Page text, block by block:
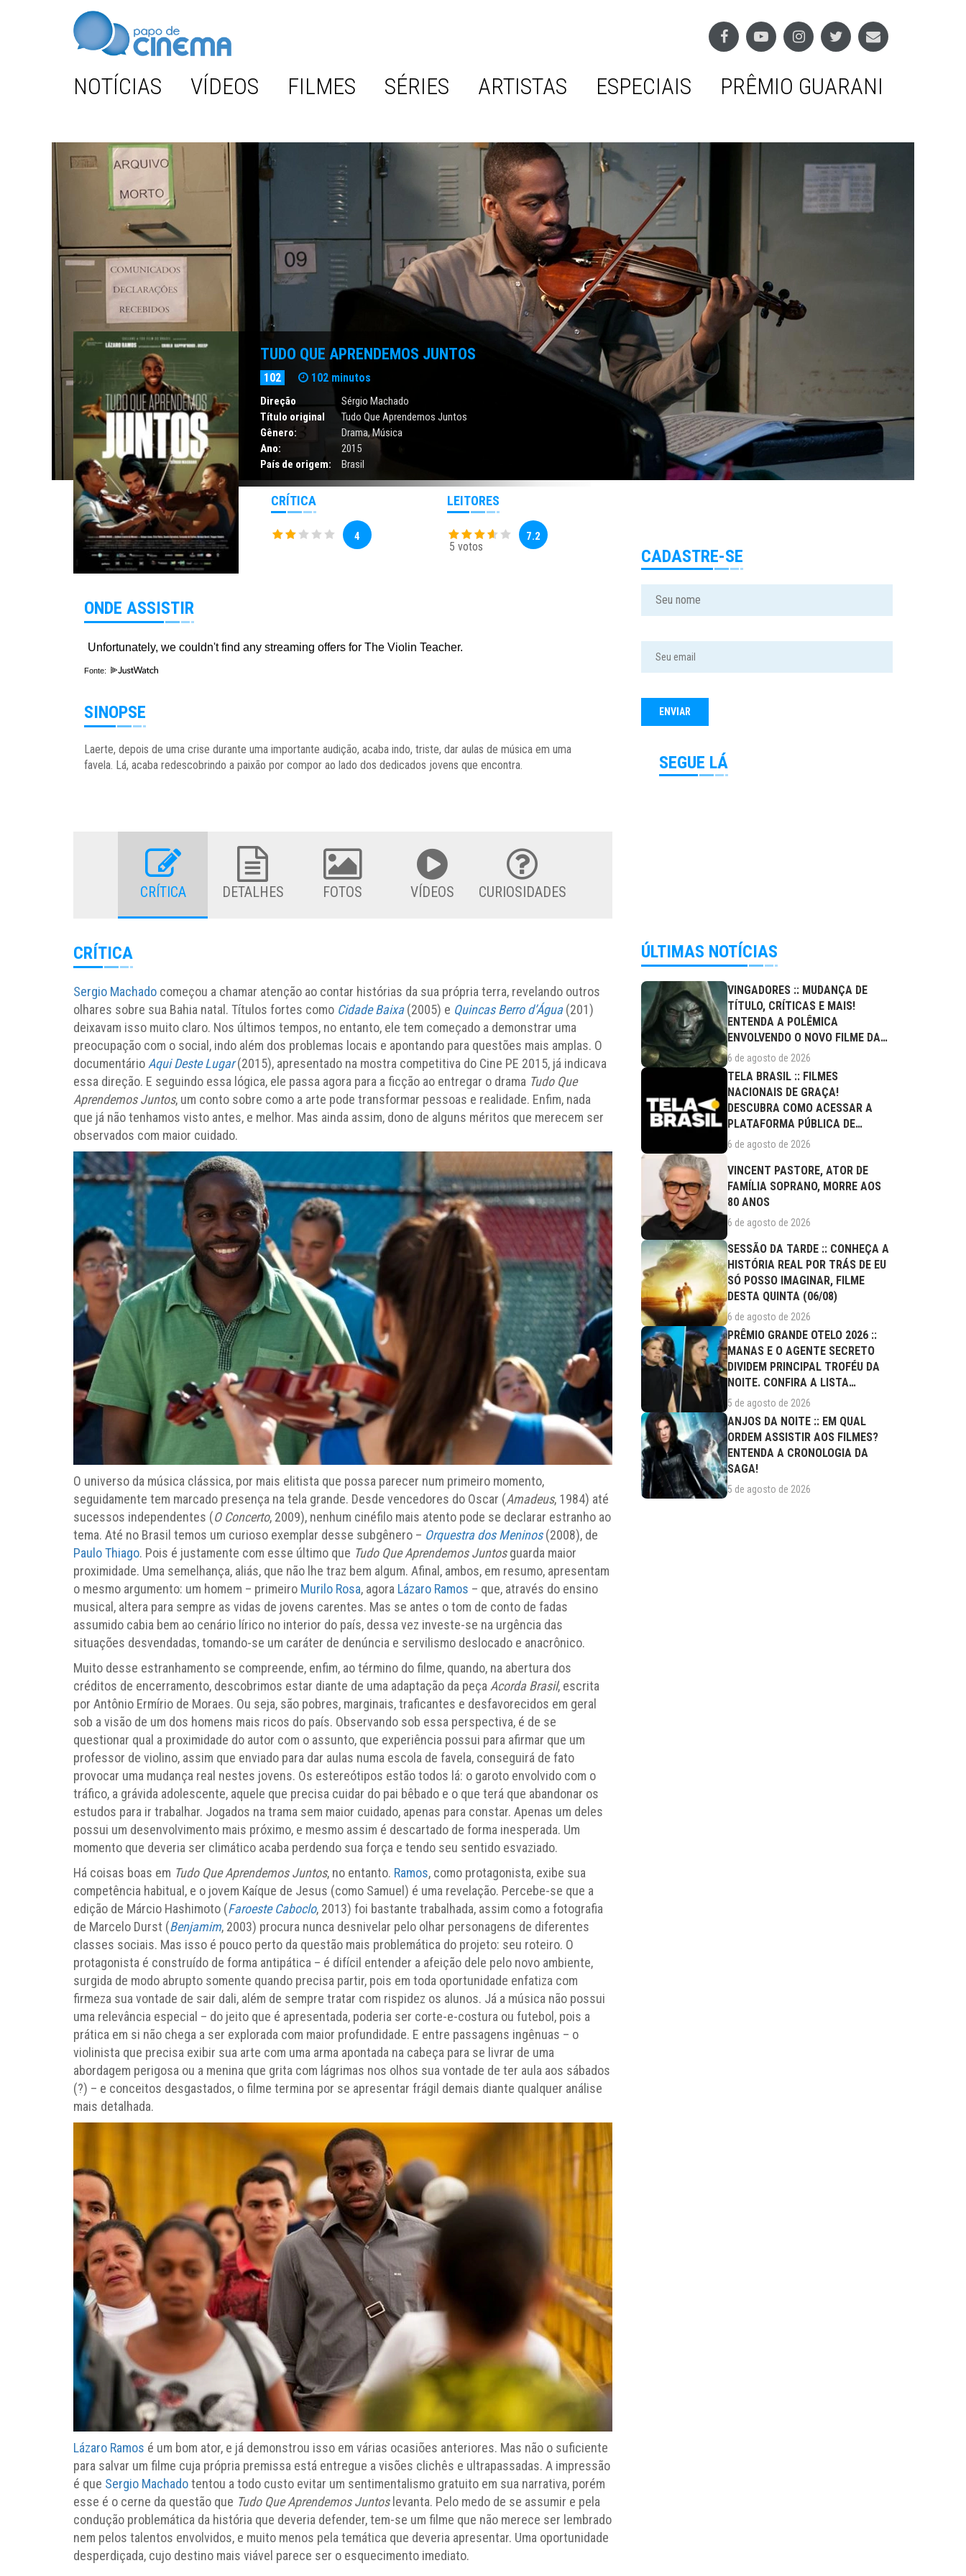
NOTÍCIAS VÍDEOS FILMES SÉRIES ARTISTAS ESPECIAIS PRÊMIO GUARANI
TUDO QUE APRENDEMOS JUNTOS
102 102 minutos
Direção
Sérgio Machado
Título original
Tudo Que Aprendemos Juntos
Gênero:
Drama,Música
Ano:
2015
País de origem:
Brasil
CRÍTICA
4
LEITORES
5 votos
7.2
ONDE ASSISTIR
Fonte:
SINOPSE
Laerte, depois de uma crise durante uma importante audição, acaba indo, triste, dar aulas de música em uma
favela. Lá, acaba redescobrindo a paixão por compor ao lado dos dedicados jovens que encontra.
CRÍTICA DETALHES FOTOS VÍDEOS CURIOSIDADES
CRÍTICA
Sergio Machado começou a chamar atenção ao contar histórias da sua própria terra, revelando outros
olhares sobre sua Bahia natal. Títulos fortes como Cidade Baixa(2005) e Quincas Berro d’Água(201)
deixavam isso muito claro. Nos últimos tempos, no entanto, ele tem começado a demonstrar uma
preocupação com o social, indo além dos problemas locais e apontando para questões mais amplas. O
documentário Aqui Deste Lugar(2015), apresentado na mostra competitiva do Cine PE 2015, já indicava
essa direção. E seguindo essa lógica, ele passa agora para a ficção ao entregar o drama Tudo Que
Aprendemos Juntos, um conto sobre como a arte pode transformar pessoas e realidade. Enfim, nada
que já não tenhamos visto antes, e melhor. Mas ainda assim, dono de alguns méritos que merecem ser
observados com maior cuidado.
O universo da música clássica, por mais elitista que possa parecer num primeiro momento,
seguidamente tem marcado presença na tela grande. Desde vencedores do Oscar (Amadeus, 1984) até
sucessos independentes (O Concerto, 2009), nenhum cinéfilo mais atento pode se declarar estranho ao
tema. Até no Brasil temos um curioso exemplar desse subgênero – Orquestra dos Meninos(2008), de
Paulo Thiago. Pois é justamente com esse último que Tudo Que Aprendemos Juntosguarda maior
proximidade. Uma semelhança, aliás, que não lhe traz bem algum. Afinal, ambos, em resumo, apresentam
o mesmo argumento: um homem – primeiro Murilo Rosa, agora Lázaro Ramos – que, através do ensino
musical, altera para sempre as vidas de jovens carentes. Mas se antes o tom de conto de fadas
assumido cabia bem ao cenário lírico no interior do país, dessa vez investe-se na urgência das
situações desvendadas, tomando-se um caráter de denúncia e servilismo deslocado e anacrônico.
Muito desse estranhamento se compreende, enfim, ao término do filme, quando, na abertura dos
créditos de encerramento, descobrimos estar diante de uma adaptação da peça Acorda Brasil, escrita
por Antônio Ermírio de Moraes. Ou seja, são pobres, marginais, traficantes e desfavorecidos em geral
sob a visão de um dos homens mais ricos do país. Observando sob essa perspectiva, é de se
questionar qual a proximidade do autor com o assunto, que experiência possui para afirmar que um
professor de violino, assim que enviado para dar aulas numa escola de favela, conseguirá de fato
provocar uma mudança real nestes jovens. Os estereótipos estão todos lá: o garoto envolvido com o
tráfico, a grávida adolescente, aquele que precisa cuidar do pai bêbado e o que terá que abandonar os
estudos para ir trabalhar. Jogados na trama sem maior cuidado, apenas para constar. Apenas um deles
possui um desenvolvimento mais próximo, e mesmo assim é descartado de forma inesperada. Um
momento que deveria ser climático acaba perdendo sua força e tendo seu sentido esvaziado.
Há coisas boas em Tudo Que Aprendemos Juntos, no entanto. Ramos, como protagonista, exibe sua
competência habitual, e o jovem Kaíque de Jesus (como Samuel) é uma revelação. Percebe-se que a
edição de Márcio Hashimoto (Faroeste Caboclo, 2013) foi bastante trabalhada, assim como a fotografia
de Marcelo Durst (Benjamim, 2003) procura nunca desnivelar pelo olhar personagens de diferentes
classes sociais. Mas isso é pouco perto da questão mais problemática do projeto: seu roteiro. O
protagonista é construído de forma antipática – é difícil entender a afeição dele pelo novo ambiente,
surgida de modo abrupto somente quando precisa partir, pois em toda oportunidade enfatiza com
firmeza sua vontade de sair dali, além de sempre tratar com rispidez os alunos. Já a música não possui
uma relevância especial – do jeito que é apresentada, poderia ser corte-e-costura ou futebol, pois a
prática em si não chega a ser explorada com maior profundidade. E entre passagens ingênuas – o
violinista que precisa exibir sua arte com uma arma apontada na cabeça para se livrar de uma
abordagem perigosa ou a menina que grita com lágrimas nos olhos sua vontade de ter aula aos sábados
(?) – e conceitos desgastados, o filme termina por se apresentar frágil demais diante qualquer análise
mais detalhada.
Lázaro Ramos é um bom ator, e já demonstrou isso em várias ocasiões anteriores. Mas não o suficiente
para salvar um filme cuja própria premissa está entregue a visões clichês e ultrapassadas. A impressão
é que Sergio Machadotentou a todo custo evitar um sentimentalismo gratuito em sua narrativa, porém
esse é o cerne da questão que Tudo Que Aprendemos Juntoslevanta. Pelo medo de se assumir e pela
condução problemática da história que deveria defender, tem-se um filme que não merece ser lembrado
nem pelos talentos envolvidos, e muito menos pela temática que deveria apresentar. Uma oportunidade
desperdiçada, cujo destino mais viável parece ser o esquecimento imediato.
CADASTRE-SE
SEGUE LÁ
ÚLTIMAS NOTÍCIAS
VINGADORES :: MUDANÇA DE
TÍTULO, CRÍTICAS E MAIS!
ENTENDA A POLÊMICA
ENVOLVENDO O NOVO FILME DA
MARVEL
6 de agosto de 2026
TELA BRASIL :: FILMES
NACIONAIS DE GRAÇA!
DESCUBRA COMO ACESSAR A
PLATAFORMA PÚBLICA DE
STREAMING
6 de agosto de 2026
VINCENT PASTORE, ATOR DE
FAMÍLIA SOPRANO, MORRE AOS
80 ANOS
6 de agosto de 2026
SESSÃO DA TARDE :: CONHEÇA A
HISTÓRIA REAL POR TRÁS DE EU
SÓ POSSO IMAGINAR, FILME
DESTA QUINTA (06/08)
6 de agosto de 2026
PRÊMIO GRANDE OTELO 2026 ::
MANAS E O AGENTE SECRETO
DIVIDEM PRINCIPAL TROFÉU DA
NOITE. CONFIRA A LISTA
COMPLETA DE...
5 de agosto de 2026
ANJOS DA NOITE :: EM QUAL
ORDEM ASSISTIR AOS FILMES?
ENTENDA A CRONOLOGIA DA
SAGA!
5 de agosto de 2026